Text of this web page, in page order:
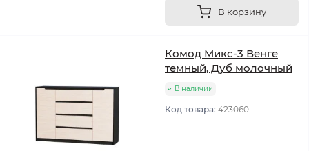
В корзину
Комод Микс-3 Венге
темный, Дуб молочный
В наличии
Код товара: 423060